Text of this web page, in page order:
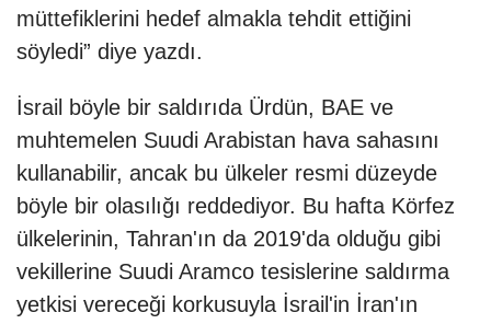
müttefiklerini hedef almakla tehdit ettiğini
söyledi” diye yazdı.
İsrail böyle bir saldırıda Ürdün, BAE ve
muhtemelen Suudi Arabistan hava sahasını
kullanabilir, ancak bu ülkeler resmi düzeyde
böyle bir olasılığı reddediyor. Bu hafta Körfez
ülkelerinin, Tahran'ın da 2019'da olduğu gibi
vekillerine Suudi Aramco tesislerine saldırma
yetkisi vereceği korkusuyla İsrail'in İran'ın